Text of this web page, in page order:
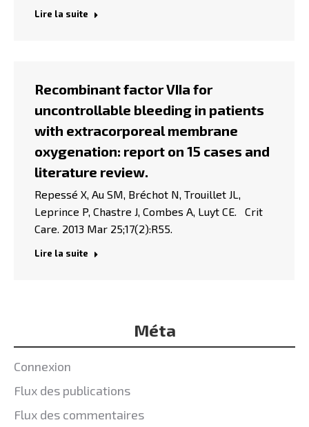
Lire la suite
Recombinant factor VIIa for
uncontrollable bleeding in patients
with extracorporeal membrane
oxygenation: report on 15 cases and
literature review.
Repessé X, Au SM, Bréchot N, Trouillet JL,
Leprince P, Chastre J, Combes A, Luyt CE. Crit
Care. 2013 Mar 25;17(2):R55.
Lire la suite
Méta
Connexion
Flux des publications
Flux des commentaires